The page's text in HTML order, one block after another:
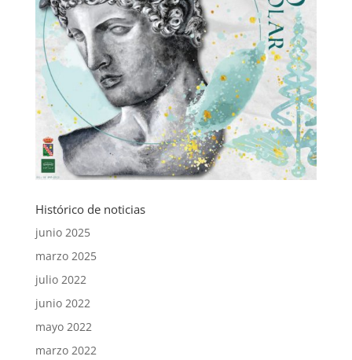
Histórico de noticias
junio 2025
marzo 2025
julio 2022
junio 2022
mayo 2022
marzo 2022